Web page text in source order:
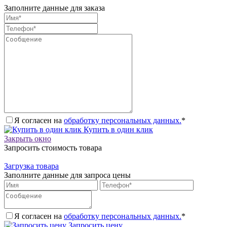
Заполните данные для заказа
Я согласен на обработку персональных данных.*
Купить в один клик
Закрыть окно
Запросить стоимость товара
Загрузка товара
Заполните данные для запроса цены
Я согласен на обработку персональных данных.*